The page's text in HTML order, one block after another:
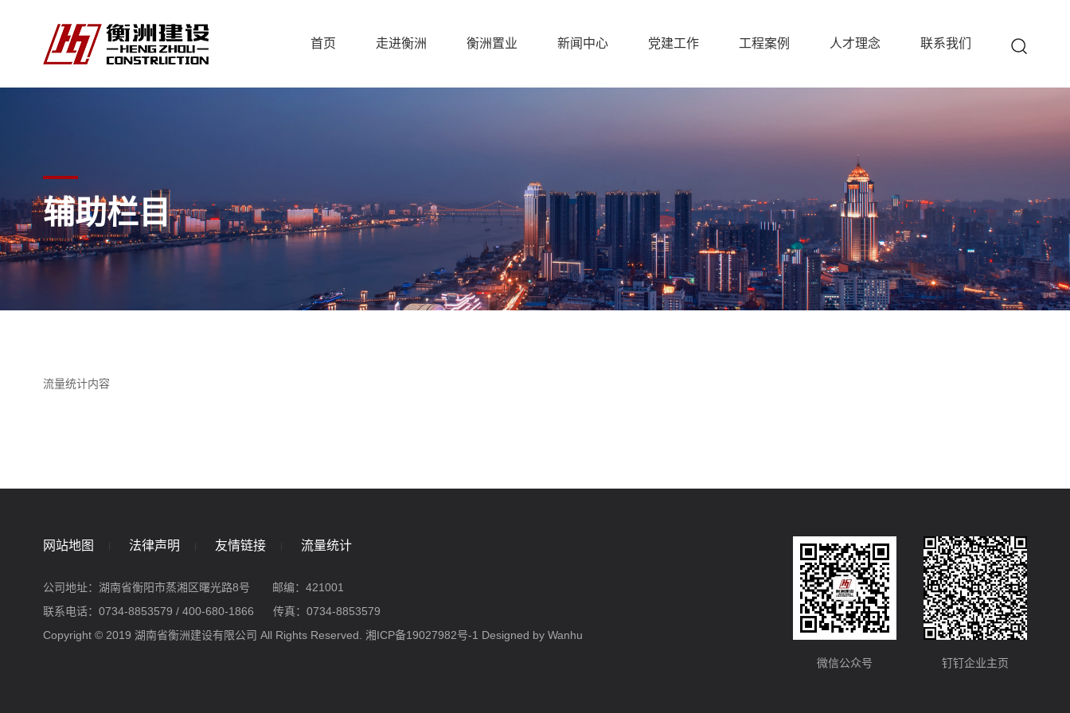
首页 走进衡洲 衡洲置业 新闻中心 党建工作 工程案例 人才理念 联系我们
辅助栏目
流量统计内容
网站地图 法律声明 友情链接 流量统计
公司地址：湖南省衡阳市蒸湘区曙光路8号
邮编：421001
联系电话：0734-8853579 / 400-680-1866
传真：0734-8853579
Copyright © 2019 湖南省衡洲建设有限公司 All Rights Reserved. 湘ICP备19027982号-1 Designed by Wanhu
微信公众号 钉钉企业主页